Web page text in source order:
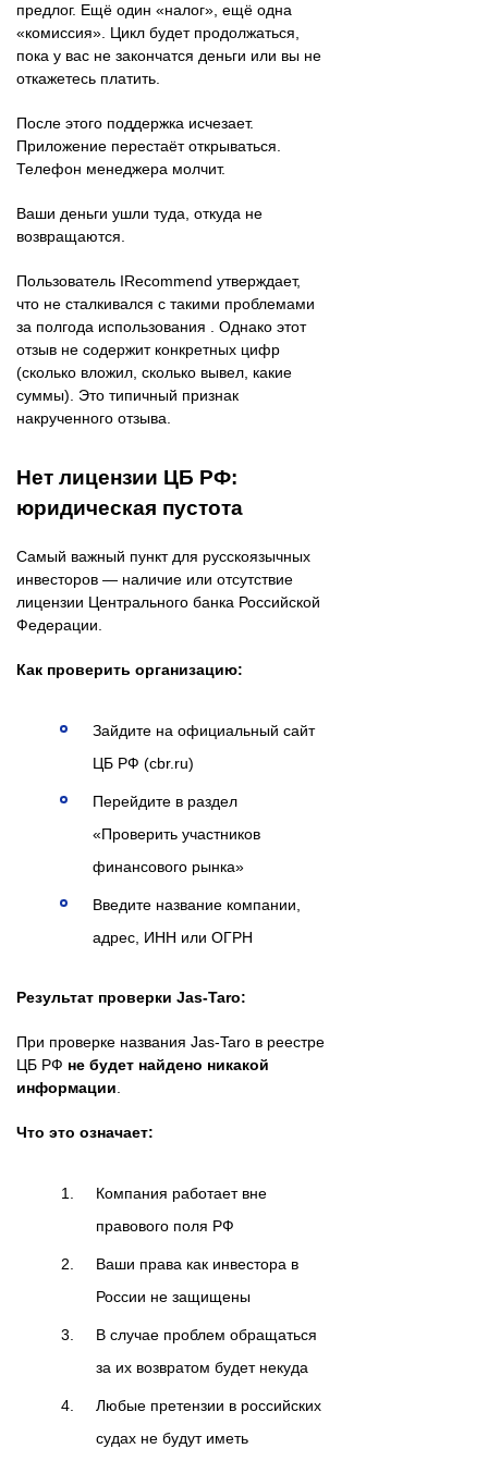
предлог. Ещё один «налог», ещё одна
«комиссия». Цикл будет продолжаться,
пока у вас не закончатся деньги или вы не
откажетесь платить.
После этого поддержка исчезает.
Приложение перестаёт открываться.
Телефон менеджера молчит.
Ваши деньги ушли туда, откуда не
возвращаются.
Пользователь IRecommend утверждает,
что не сталкивался с такими проблемами
за полгода использования . Однако этот
отзыв не содержит конкретных цифр
(сколько вложил, сколько вывел, какие
суммы). Это типичный признак
накрученного отзыва.
Нет лицензии ЦБ РФ:
юридическая пустота
Самый важный пункт для русскоязычных
инвесторов — наличие или отсутствие
лицензии Центрального банка Российской
Федерации.
Как проверить организацию:
Зайдите на официальный сайт
ЦБ РФ (cbr.ru)
Перейдите в раздел
«Проверить участников
финансового рынка»
Введите название компании,
адрес, ИНН или ОГРН
Результат проверки Jas-Taro:
При проверке названия Jas-Taro в реестре
ЦБ РФ не будет найдено никакой
информации
Что это означает:
Компания работает вне
правового поля РФ
Ваши права как инвестора в
России не защищены
В случае проблем обращаться
за их возвратом будет некуда
Любые претензии в российских
судах не будут иметь